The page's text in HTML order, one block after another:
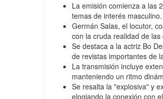
La emisión comienza a las
temas de interés masculino.
Germán Salas, el locutor,
con la cruda realidad de
Se destaca a la actriz Bo
de revistas importantes de
La transmisión incluye
manteniendo un ritmo
Se resalta la "explosiva" y
elogiando la conexión con